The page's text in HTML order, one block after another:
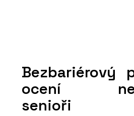
Bezbariérový
ocení
senioři